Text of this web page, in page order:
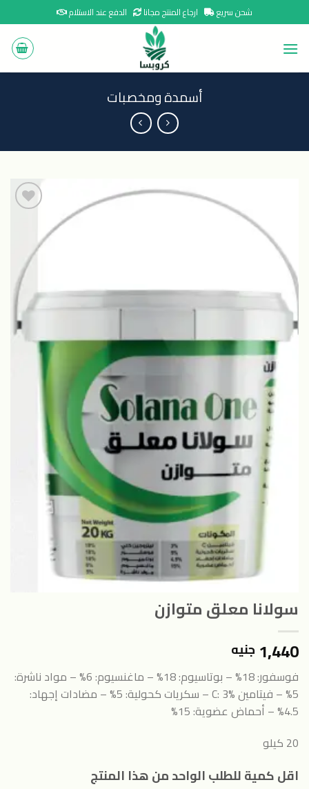
to
content
شحن سريع ارجاع المنتج مجانا الدفع عند الاستلام
أسمدة ومخصبات
الى
المنتجات
المفضلة
سولانا معلق متوازن
1,440 جنيه
فوسفور: 18% – بوتاسيوم: 18% – ماغنسيوم: 6%
– مواد ناشرة:
5% – فيتامين C: 3% –
سكريات كحولية: 5% – مضادات إجهاد:
4.5% – أحماض عضوية: 15%
20 كيلو
اقل كمية للطلب الواحد من هذا المنتج